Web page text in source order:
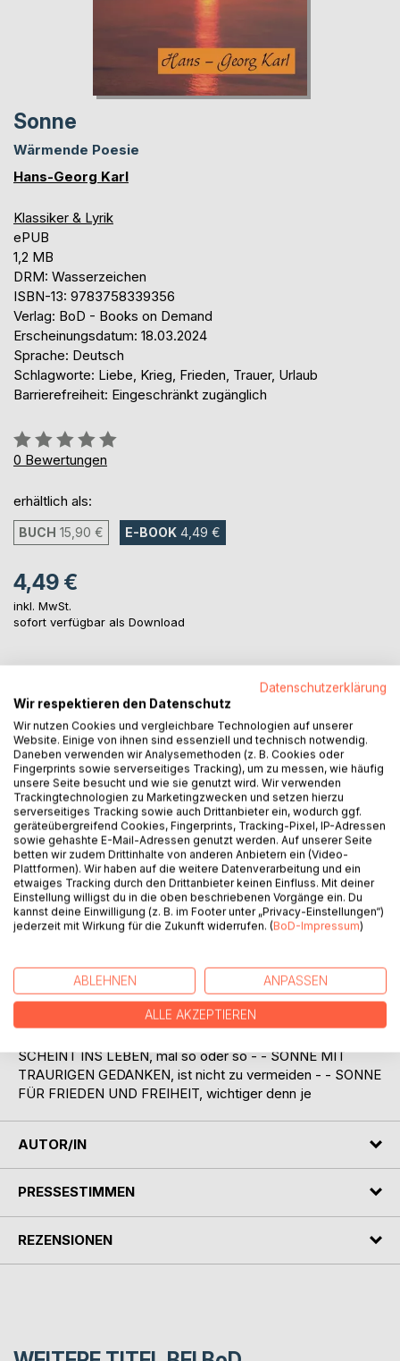
Sonne
Wärmende Poesie
Hans-Georg Karl
Klassiker & Lyrik
ePUB
1,2 MB
DRM: Wasserzeichen
ISBN-13: 9783758339356
Verlag: BoD - Books on Demand
Erscheinungsdatum: 18.03.2024
Sprache: Deutsch
Schlagworte: Liebe, Krieg, Frieden, Trauer, Urlaub
Barrierefreiheit: Eingeschränkt zugänglich
Bewertung::
0%
0 Bewertungen
erhältlich als:
BUCH 15,90 € E-BOOK 4,49 €
4,49 €
inkl. MwSt.
sofort verfügbar als Download
Auf die Merkliste
Titel bewerten
BESCHREIBUNG
SONNE DES HERZENS, erfreut uns alle - - SONNE IM
ALLTAG, scheint hell, oder ist wolkig - - SONNE IST
SCHEINT INS LEBEN, mal so oder so - - SONNE MIT
TRAURIGEN GEDANKEN, ist nicht zu vermeiden - - SONNE
FÜR FRIEDEN UND FREIHEIT, wichtiger denn je
AUTOR/IN
PRESSESTIMMEN
REZENSIONEN
Datenschutzerklärung
Wir respektieren den Datenschutz
Wir nutzen Cookies und vergleichbare Technologien auf unserer
Website. Einige von ihnen sind essenziell und technisch notwendig.
Daneben verwenden wir Analysemethoden (z. B. Cookies oder
Fingerprints sowie serverseitiges Tracking), um zu messen, wie häufig
unsere Seite besucht und wie sie genutzt wird. Wir verwenden
Trackingtechnologien zu Marketingzwecken und setzen hierzu
serverseitiges Tracking sowie auch Drittanbieter ein, wodurch ggf.
geräteübergreifend Cookies, Fingerprints, Tracking-Pixel, IP-Adressen
sowie gehashte E-Mail-Adressen genutzt werden. Auf unserer Seite
betten wir zudem Drittinhalte von anderen Anbietern ein (Video-
Plattformen). Wir haben auf die weitere Datenverarbeitung und ein
etwaiges Tracking durch den Drittanbieter keinen Einfluss. Mit deiner
Einstellung willigst du in die oben beschriebenen Vorgänge ein. Du
kannst deine Einwilligung (z. B. im Footer unter „Privacy-Einstellungen“)
jederzeit mit Wirkung für die Zukunft widerrufen. (BoD-Impressum)
ABLEHNEN ANPASSEN
ALLE AKZEPTIEREN